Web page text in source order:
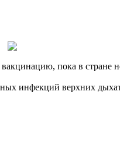
пока в стране
инфекций верхних